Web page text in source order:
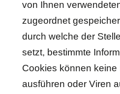
von Ihnen
zugeordnet
durch welche der
setzt, bestimmte
Cookies können keine
ausführen oder Viren